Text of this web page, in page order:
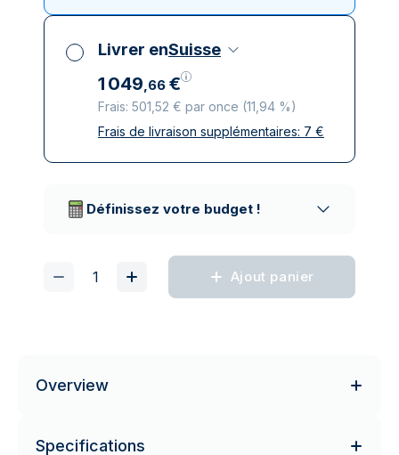
Livrer enSuisse
1 049,66 €
Frais: 501,52 € par once (11,94 %)
Toutes taxes comprises
Frais de livraison supplémentaires: 7 €
Définissez votre budget !
Ajout panier
Overview
Specifications